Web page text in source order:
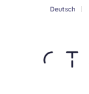
Deutsch